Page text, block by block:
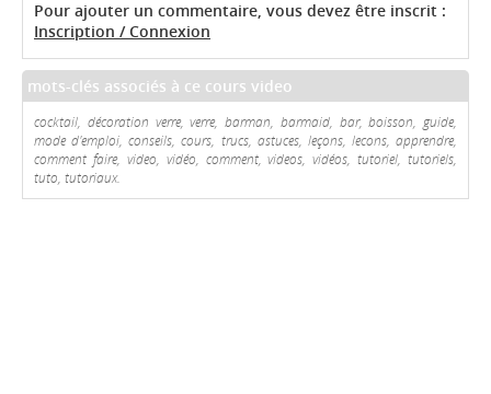
Pour ajouter un commentaire, vous devez être inscrit :
Inscription / Connexion
mots-clés associés à ce cours video
cocktail, décoration verre, verre, barman, barmaid, bar, boisson, guide,
mode d'emploi, conseils, cours, trucs, astuces, leçons, lecons, apprendre,
comment faire, video, vidéo, comment, videos, vidéos, tutoriel, tutoriels,
tuto, tutoriaux.